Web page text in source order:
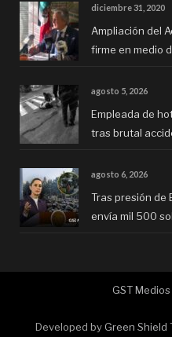
diciembre 31, 2020
Ampliación del
firme en medio
agosto 5, 2026
Empleada de
tras brutal
agosto 6, 2026
Tras presión de
envía mil 500
GST
Developed by Green Shield